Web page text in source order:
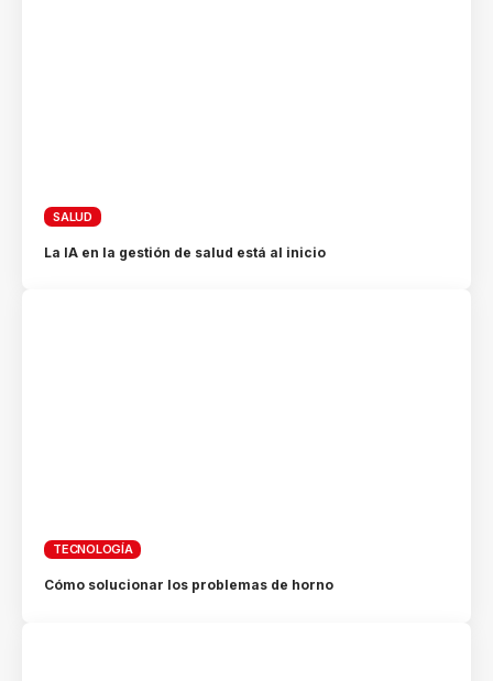
SALUD
La IA en la gestión de salud está al inicio
TECNOLOGÍA
Cómo solucionar los problemas de horno